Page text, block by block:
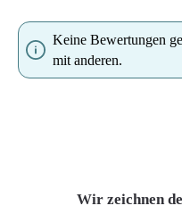
Keine Bewertungen
mit anderen.
Wir zeichnen